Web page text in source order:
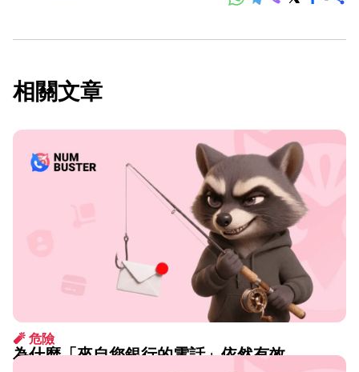
相關文章
🧨 危險
為什麼「來自您銀行的電話」依然有效